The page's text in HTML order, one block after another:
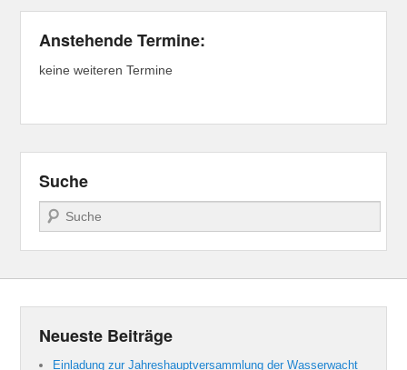
Anstehende Termine:
keine weiteren Termine
Suche
Suchen
Neueste Beiträge
Einladung zur Jahreshauptversammlung der Wasserwacht